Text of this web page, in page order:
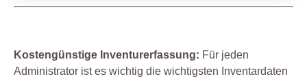
Kostengünstige Inventurerfassung: Für jeden
Administrator ist es wichtig die wichtigsten Inventardaten